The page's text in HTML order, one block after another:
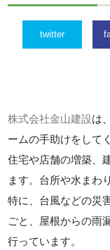
twitter
株式会社金山建設は
ームの手助けをして
住宅や店舗の増築、
ます。台所や水まわ
特に、台風などの災
ごと、屋根からの雨
行っています。